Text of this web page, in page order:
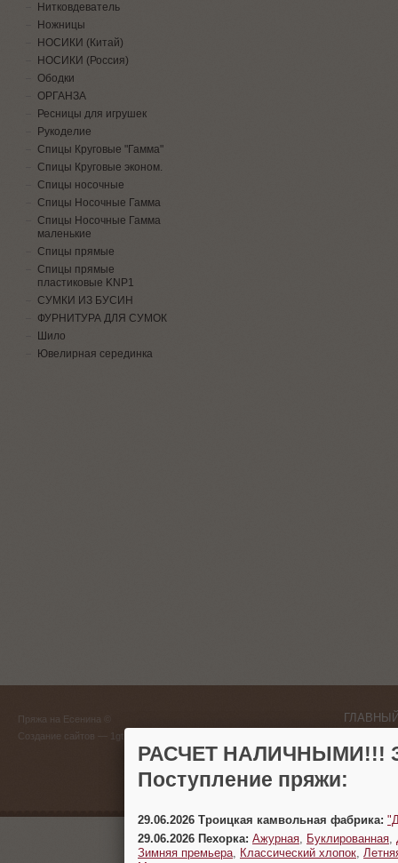
Нитковдеватель
Ножницы
НОСИКИ (Китай)
НОСИКИ (Россия)
Ободки
ОРГАНЗА
Ресницы для игрушек
Рукоделие
Спицы Круговые "Гамма"
Спицы Круговые эконом.
Спицы носочные
Спицы Носочные Гамма
Спицы Носочные Гамма
маленькие
Спицы прямые
Спицы прямые
пластиковые KNP1
СУМКИ ИЗ БУСИН
ФУРНИТУРА ДЛЯ СУМОК
Шило
Ювелирная серединка
Пряжа на Есенина ©
Создание сайтов — 1gt.ru (383)
г.
РАСЧЕТ НАЛИЧНЫМИ!!!
Поступление пряжи:
29.06.2026 Троицкая камвольная фабрика:
29.06.2026 Пехорка: Ажурная Буклированная
Зимняя премьера
Классический хлопок